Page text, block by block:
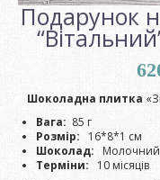
Подарунок
Шоколадна плитка
Вага: 85 г
Розмір:
16*8*1 см
Шоколад:
Молочний
Терміни:
10 місяців